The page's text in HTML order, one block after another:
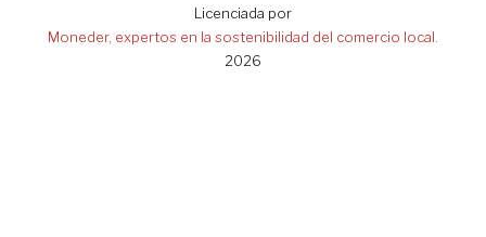
Licenciada por
Moneder, expertos en la sostenibilidad del comercio local.
2026